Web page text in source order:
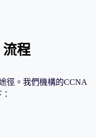
流程
徑。我們機構的CCNA